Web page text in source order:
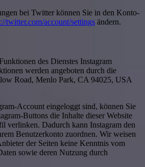
bei Twitter können Sie in den Konto-
twitter.com/account/settings ändern.
des Dienstes Instagram
werden angeboten durch die
Road, Menlo Park, CA 94025, USA
Account eingeloggt sind, können Sie
Buttons die Inhalte dieser Website
verlinken. Dadurch kann Instagram den
Benutzerkonto zuordnen. Wir weisen
der Seiten keine Kenntnis vom
sowie deren Nutzung durch